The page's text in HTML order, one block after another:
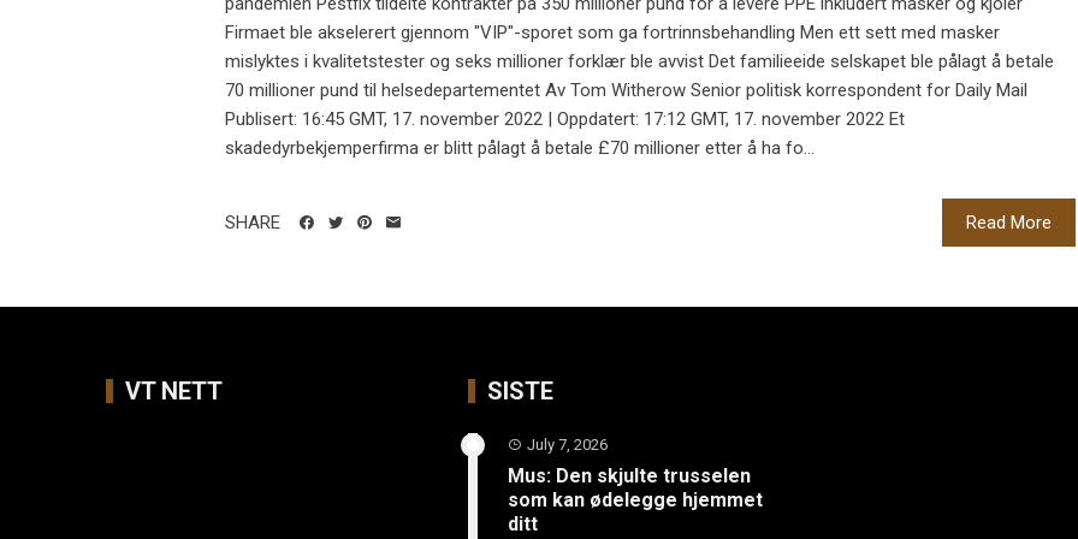
Firmaet ble akselerert gjennom "VIP"-sporet som ga fortrinnsbehandling Men ett sett med masker
mislyktes i kvalitetstester og seks millioner forklær ble avvist Det familieeide selskapet ble pålagt å betale
70 millioner pund til helsedepartementet Av Tom Witherow Senior politisk korrespondent for Daily Mail
Publisert: 16:45 GMT, 17. november 2022 | Oppdatert: 17:12 GMT, 17. november 2022 Et
skadedyrbekjemperfirma er blitt pålagt å betale £70 millioner etter å ha fo...
Read More
SHARE
VT NETT SISTE
July 7, 2026
Mus: Den skjulte trusselen
som kan ødelegge hjemmet
ditt